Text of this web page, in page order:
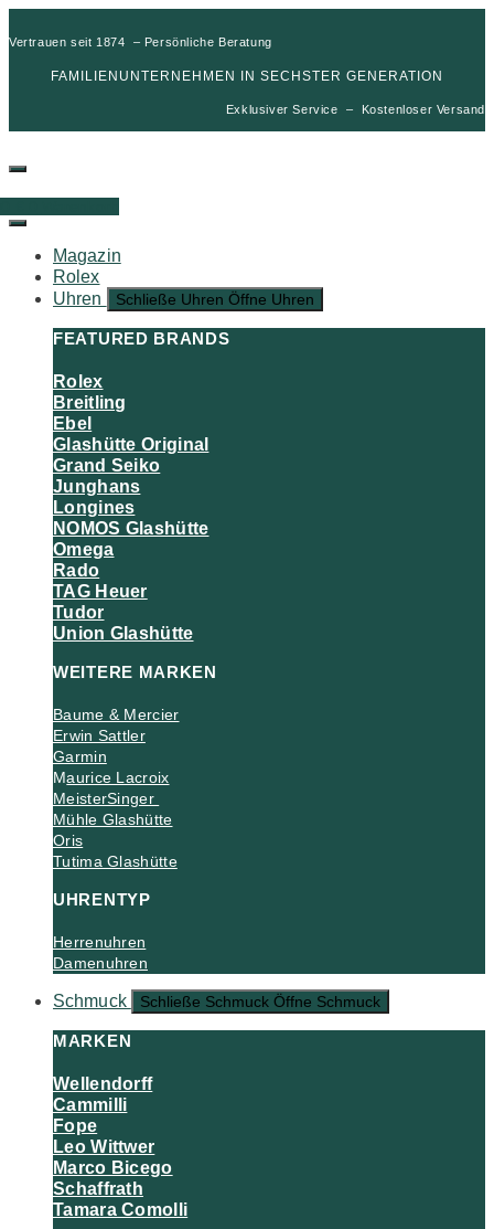
Vertrauen seit 1874 – Persönliche Beratung
FAMILIENUNTERNEHMEN IN SECHSTER GENERATION
Exklusiver Service – Kostenloser Versand
Magazin
Rolex
Uhren
Schließe Uhren Öffne Uhren
FEATURED BRANDS
Rolex
Breitling
Ebel
Glashütte Original
Grand Seiko
Junghans
Longines
NOMOS Glashütte
Omega
Rado
TAG Heuer
Tudor
Union Glashütte
WEITERE MARKEN
Baume & Mercier
Erwin Sattler
Garmin
Maurice Lacroix
MeisterSinger
Mühle Glashütte
Oris
Tutima Glashütte
UHRENTYP
Herrenuhren
Damenuhren
Schmuck Schließe Schmuck Öffne Schmuck
MARKEN
Wellendorff
Cammilli
Fope
Leo Wittwer
Marco Bicego
Schaffrath
Tamara Comolli